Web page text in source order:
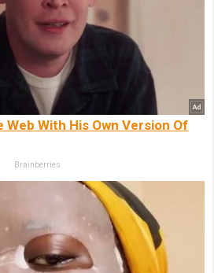
Web With His Own Version Of
Brainberries